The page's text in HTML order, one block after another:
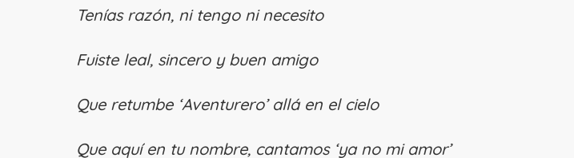
Tenías razón, ni tengo ni necesito
Fuiste leal, sincero y buen amigo
Que retumbe ‘Aventurero’ allá en el cielo
Que aquí en tu nombre, cantamos ‘ya no mi amor’